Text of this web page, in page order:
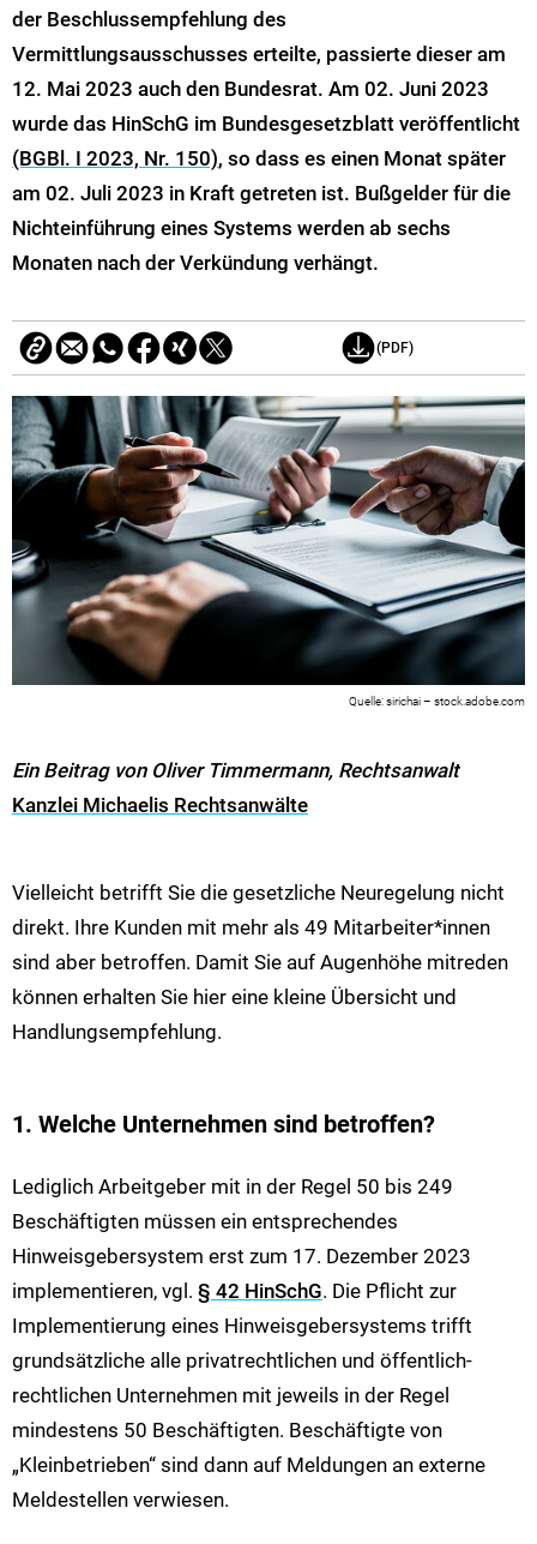
der Beschlussempfehlung des
Vermittlungsausschusses erteilte, passierte dieser am
12. Mai 2023 auch den Bundesrat. Am 02. Juni 2023
wurde das HinSchG im Bundesgesetzblatt veröffentlicht
(BGBl. I 2023, Nr. 150), so dass es einen Monat später
am 02. Juli 2023 in Kraft getreten ist. Bußgelder für die
Nichteinführung eines Systems werden ab sechs
Monaten nach der Verkündung verhängt.
(PDF)
sirichai – stock.adobe.com
Ein Beitrag von Oliver Timmermann, Rechtsanwalt
Kanzlei Michaelis Rechtsanwälte
Vielleicht betrifft Sie die gesetzliche Neuregelung nicht
direkt. Ihre Kunden mit mehr als 49 Mitarbeiter*innen
sind aber betroffen. Damit Sie auf Augenhöhe mitreden
können erhalten Sie hier eine kleine Übersicht und
Handlungsempfehlung.
1. Welche Unternehmen sind betroffen?
Lediglich Arbeitgeber mit in der Regel 50 bis 249
Beschäftigten müssen ein entsprechendes
Hinweisgebersystem erst zum 17. Dezember 2023
implementieren, vgl. § 42 HinSchG. Die Pflicht zur
Implementierung eines Hinweisgebersystems trifft
grundsätzliche alle privatrechtlichen und öffentlich-
rechtlichen Unternehmen mit jeweils in der Regel
mindestens 50 Beschäftigten. Beschäftigte von
„Kleinbetrieben“ sind dann auf Meldungen an externe
Meldestellen verwiesen.